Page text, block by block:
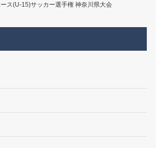
ス(U-15)サッカー選手権 神奈川県大会